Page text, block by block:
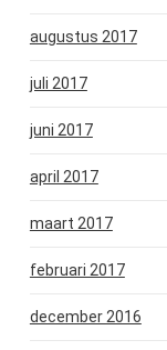
augustus 2017
juli 2017
juni 2017
april 2017
maart 2017
februari 2017
december 2016